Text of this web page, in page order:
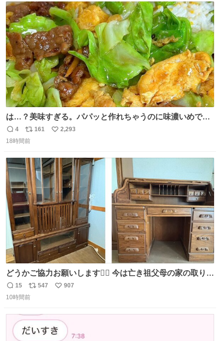
ト
数
数
は…？美味すぎる。パパッと作れちゃうのに味濃いめで満
足感エグいの天才だろ🥹
返
信
4
リ
ポ
ト
数
161
い
数
2,293
18時間前
どうかご協力お願いします🙇‍♂️ 今は亡き祖父母の家の取り壊
しが決まり、どうしても処分して欲しくない食器棚と机の
引き取り手を探しております この2つは私の祖母が当初一
さで亡くなりましたが、この家具達をとても大切にしてお
りました 続く↓
返
信
15
リ
ポ
ト
数
547
い
数
907
10時間前